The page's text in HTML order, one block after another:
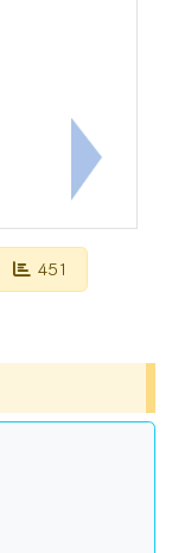
學生專班-7月上
下一筆：
451